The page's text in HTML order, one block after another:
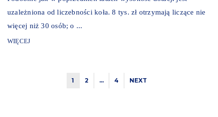
uzależniona od liczebności koła. 8 tys. zł otrzymają liczące nie
więcej niż 30 osób; o ...
WIĘCEJ
1 2 … 4 NEXT